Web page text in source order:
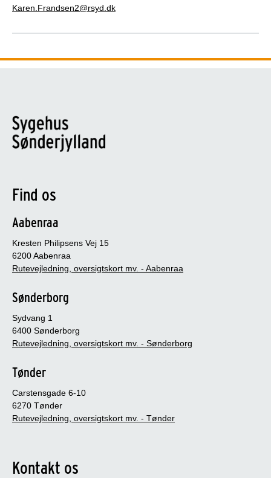
Karen.Frandsen2@rsyd.dk
Find os
Aabenraa
Kresten Philipsens Vej 15
6200 Aabenraa
Rutevejledning, oversigtskort mv. - Aabenraa
Sønderborg
Sydvang 1
6400 Sønderborg
Rutevejledning, oversigtskort mv. - Sønderborg
Tønder
Carstensgade 6-10
6270 Tønder
Rutevejledning, oversigtskort mv. - Tønder
Kontakt os